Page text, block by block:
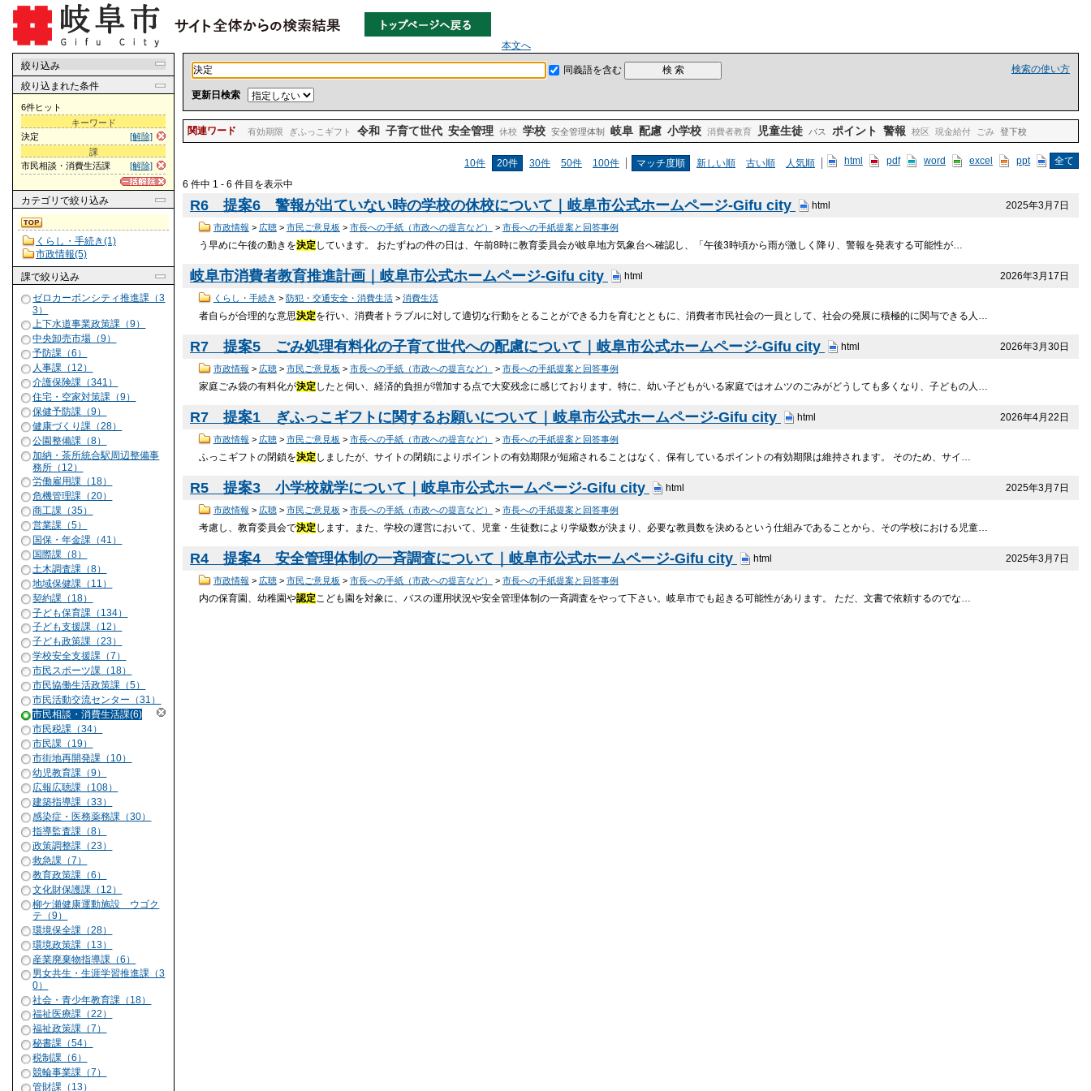
本文へ
絞り込み
絞り込まれた条件
6件ヒット
キーワード
[解除]
決定
課
[解除]
市民相談・消費生活課
カテゴリ で絞り込み
くらし・手続き(1)
市政情報(5)
課で絞り込み
ゼロカーボンシティ推進課（3
3）
上下水道事業政策課（9）
中央卸売市場（9）
予防課（6）
人事課（12）
介護保険課（341）
住宅・空家対策課（9）
保健予防課（9）
健康づくり課（28）
公園整備課（8）
加納・茶所統合駅周辺整備事
務所（12）
労働雇用課（18）
危機管理課（20）
商工課（35）
営業課（5）
国保・年金課（41）
国際課（8）
土木調査課（8）
地域保健課（11）
契約課（18）
子ども保育課（134）
子ども支援課（12）
子ども政策課（23）
学校安全支援課（7）
市民スポーツ課（18）
市民協働生活政策課（5）
市民活動交流センター（31）
市民相談・消費生活課(6)
市民税課（34）
市民課（19）
市街地再開発課（10）
幼児教育課（9）
広報広聴課（108）
建築指導課（33）
感染症・医務薬務課（30）
指導監査課（8）
政策調整課（23）
救急課（7）
教育政策課（6）
文化財保護課（12）
柳ケ瀬健康運動施設 ウゴク
テ（9）
環境保全課（28）
環境政策課（13）
産業廃棄物指導課（6）
男女共生・生涯学習推進課（3
0）
社会・青少年教育課（18）
福祉医療課（22）
福祉政策課（7）
秘書課（54）
税制課（6）
競輪事業課（7）
管財課（13）
検索の使い方
同義語を含む
更新日検索
関連ワード 有効期限 ぎふっこギフト 令和 子育て世代 安全管理 休校 学校 安全管理体制 岐阜 配慮 小学校 消費者教育 児童生徒 バス ポイント 警報 校区 現金給付 ごみ 登下校
10件 20件 30件 50件 100件 マッチ度順 新しい順 古い順 人気順 html pdf word excel ppt 全て
6 件中 1 - 6 件目を表示中
2025年3月7日
R6 提案6 警報が出ていない時の学校の休校について｜岐阜市公式ホームページ-Gifu city html
市政情報 > 広聴> 市民ご意見板 > 市長への手紙（市政への提言など） > 市長への手紙提案と回答事例
う早めに午後の動きを決定しています。 おたずねの件の日は、午前8時に教育委員会が岐阜地方気象台へ確認し、「午後3時頃から雨が激しく降り、警報を発表する可能性が…
2026年3月17日
岐阜市消費者教育推進計画｜岐阜市公式ホームページ-Gifu city html
くらし・手続き > 防犯・交通安全・消費生活> 消費生活
者自らが合理的な意思決定を行い、消費者トラブルに対して適切な行動をとることができる力を育むとともに、消費者市民社会の一員として、社会の発展に積極的に関与できる人…
2026年3月30日
R7 提案5 ごみ処理有料化の子育て世代への配慮について｜岐阜市公式ホームページ-Gifu city html
市政情報 > 広聴> 市民ご意見板 > 市長への手紙（市政への提言など） > 市長への手紙提案と回答事例
家庭ごみ袋の有料化が決定したと伺い、経済的負担が増加する点で大変残念に感じております。特に、幼い子どもがいる家庭ではオムツのごみがどうしても多くなり、子どもの人…
2026年4月22日
R7 提案1 ぎふっこギフトに関するお願いについて｜岐阜市公式ホームページ-Gifu city html
市政情報 > 広聴> 市民ご意見板 > 市長への手紙（市政への提言など） > 市長への手紙提案と回答事例
ふっこギフトの閉鎖を決定しましたが、サイトの閉鎖によりポイントの有効期限が短縮されることはなく、保有しているポイントの有効期限は維持されます。 そのため、サイ…
2025年3月7日
R5 提案3 小学校就学について｜岐阜市公式ホームページ-Gifu city html
市政情報 > 広聴> 市民ご意見板 > 市長への手紙（市政への提言など） > 市長への手紙提案と回答事例
考慮し、教育委員会で決定します。また、学校の運営において、児童・生徒数により学級数が決まり、必要な教員数を決めるという仕組みであることから、その学校における児童…
2025年3月7日
R4 提案4 安全管理体制の一斉調査について｜岐阜市公式ホームページ-Gifu city html
市政情報 > 広聴> 市民ご意見板 > 市長への手紙（市政への提言など） > 市長への手紙提案と回答事例
内の保育園、幼稚園や認定 こども園を対象に、バスの運用状況や安全管理体制の一斉調査をやって下さい。岐阜市でも起きる可能性があります。 ただ、文書で依頼するのでな…